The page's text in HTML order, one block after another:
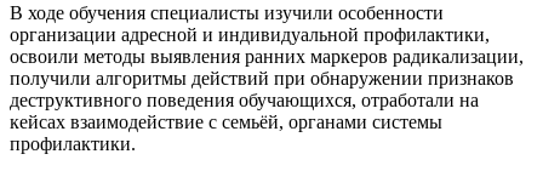
В ходе обучения специалисты изучили особенности
организации адресной и индивидуальной профилактики,
освоили методы выявления ранних маркеров радикализации,
получили алгоритмы действий при обнаружении признаков
деструктивного поведения обучающихся, отработали на
кейсах взаимодействие с семьёй, органами системы
профилактики.